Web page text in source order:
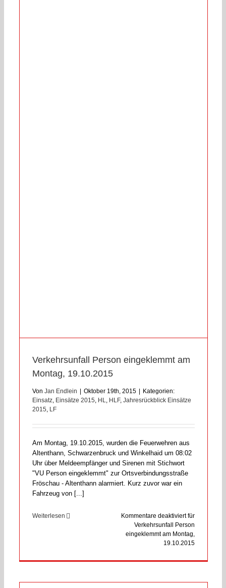
Verkehrsunfall Person eingeklemmt am
Montag, 19.10.2015
Von Jan Endlein | Oktober 19th, 2015 | Kategorien:
Einsatz Einsätze 2015 HL HLF, Jahresrückblick Einsätze
2015 LF
Am Montag, 19.10.2015, wurden die Feuerwehren aus
Altenthann, Schwarzenbruck und Winkelhaid um 08:02
Uhr über Meldeempfänger und Sirenen mit Stichwort
"VU Person eingeklemmt" zur Ortsverbindungsstraße
Fröschau - Altenthann alarmiert. Kurz zuvor war ein
Fahrzeug von [...]
Weiterlesen Kommentare deaktiviertfür
Verkehrsunfall Person
eingeklemmt am Montag,
19.10.2015